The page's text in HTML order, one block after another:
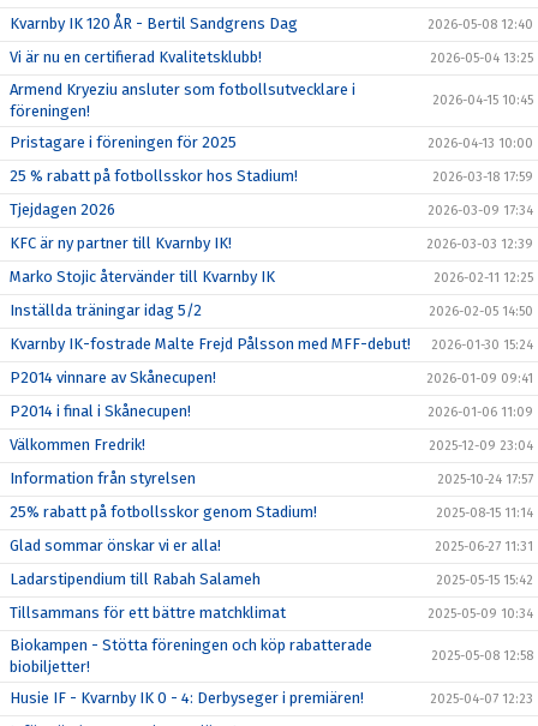
Kvarnby IK 120 ÅR - Bertil Sandgrens Dag 2026-05-08 12:40
Vi är nu en certifierad Kvalitetsklubb! 2026-05-04 13:25
Armend Kryeziu ansluter som fotbollsutvecklare i
föreningen!
2026-04-15 10:45
Pristagare i föreningen för 2025 2026-04-13 10:00
25 % rabatt på fotbollsskor hos Stadium! 2026-03-18 17:59
Tjejdagen 2026 2026-03-09 17:34
KFC är ny partner till Kvarnby IK! 2026-03-03 12:39
Marko Stojic återvänder till Kvarnby IK 2026-02-11 12:25
Inställda träningar idag 5/2 2026-02-05 14:50
Kvarnby IK-fostrade Malte Frejd Pålsson med MFF-debut! 2026-01-30 15:24
P2014 vinnare av Skånecupen! 2026-01-09 09:41
P2014 i final i Skånecupen! 2026-01-06 11:09
Välkommen Fredrik! 2025-12-09 23:04
Information från styrelsen 2025-10-24 17:57
25% rabatt på fotbollsskor genom Stadium! 2025-08-15 11:14
Glad sommar önskar vi er alla! 2025-06-27 11:31
Ladarstipendium till Rabah Salameh 2025-05-15 15:42
Tillsammans för ett bättre matchklimat 2025-05-09 10:34
Biokampen - Stötta föreningen och köp rabatterade
biobiljetter!
2025-05-08 12:58
Husie IF - Kvarnby IK 0 - 4: Derbyseger i premiären! 2025-04-07 12:23